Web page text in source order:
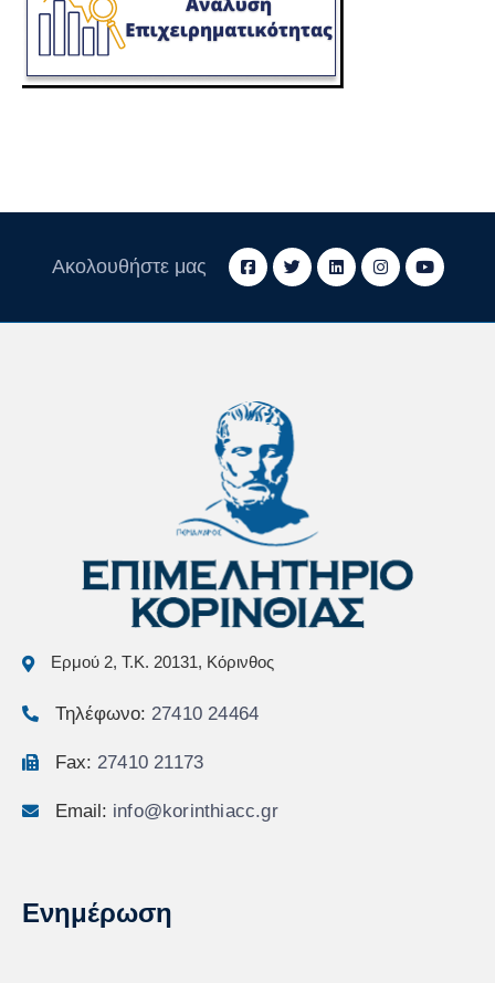
Ακολουθήστε μας
Ερμού 2, Τ.Κ. 20131, Κόρινθος
Τηλέφωνο: 27410 24464
Fax: 27410 21173
Email: info@korinthiacc.gr
Ενημέρωση